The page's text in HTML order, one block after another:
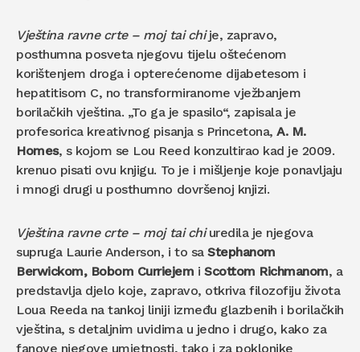
Vještina ravne crte – moj tai chije, zapravo,
posthumna posveta njegovu tijelu oštećenom
korištenjem droga i opterećenome dijabetesom i
hepatitisom C, no transformiranome vježbanjem
borilačkih vještina. „To ga je spasilo“, zapisala je
profesorica kreativnog pisanja s Princetona,A. M.
Homes, s kojom se Lou Reed konzultirao kad je 2009.
krenuo pisati ovu knjigu. To je i mišljenje koje ponavljaju
i mnogi drugi u posthumno dovršenoj knjizi.
Vještina ravne crte – moj tai chiuredila je njegova
supruga Laurie Anderson, i to saStephanom
Berwickom, Bobom Curriejem iScottom Richmanom, a
predstavlja djelo koje, zapravo, otkriva filozofiju života
Loua Reeda na tankoj liniji između glazbenih i borilačkih
vještina, s detaljnim uvidima u jedno i drugo, kako za
fanove njegove umjetnosti, tako i za poklonike